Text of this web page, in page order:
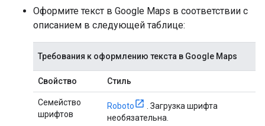
Оформите текст в Google Maps в соответствии с
описанием в следующей таблице:
Требования к оформлению текста в Google Maps
Свойство Стиль
Семейство
шрифтов
Roboto
. Загрузка шрифта
необязательна.